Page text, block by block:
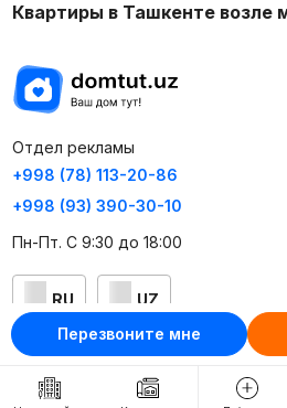
Перезвоните мне
Квартиры в Ташкенте возле
Отдел рекламы
+998 (78) 113-20-86
+998 (93) 390-30-10
Пн-Пт. С 9:30 до 18:00
RU UZ
Контакты
О проекте